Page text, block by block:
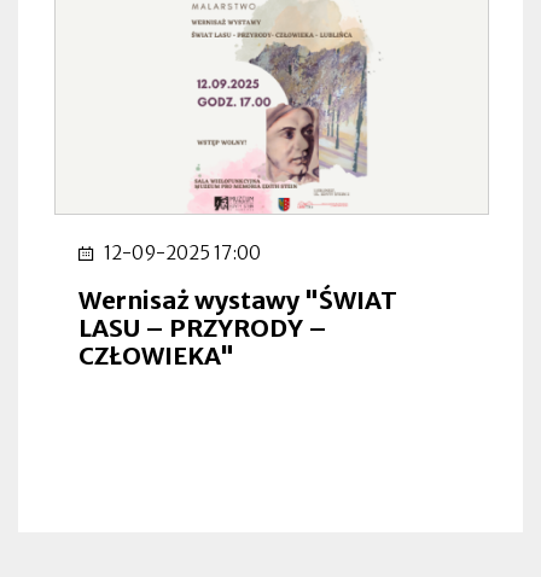
12-09-2025 17:00
Wernisaż wystawy "ŚWIAT
LASU – PRZYRODY –
CZŁOWIEKA"